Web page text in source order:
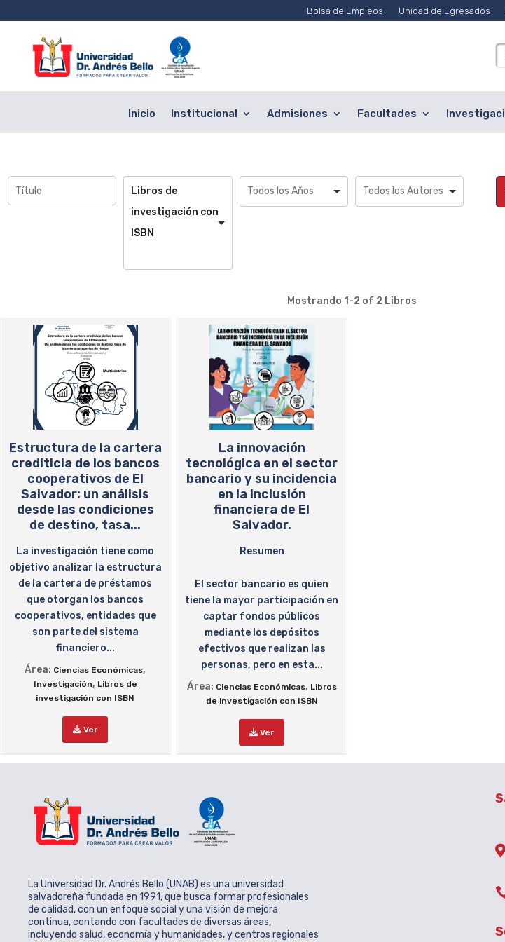
Bolsa de Empleos Unidad de Egresados
Inicio Institucional Admisiones Facultades
Libros de
investigación con
ISBN
Mostrando 1-2 of 2 Libros
Estructura de la cartera
crediticia de los bancos
cooperativos de El
Salvador: un análisis
desde las condiciones
de destino, tasa...
La investigación tiene como
objetivo analizar la estructura
de la cartera de préstamos
que otorgan los bancos
cooperativos, entidades que
son parte del sistema
financiero...
Área: Ciencias Económicas,
Investigación, Libros de
investigación con ISBN
Ver
La innovación
tecnológica en el sector
bancario y su incidencia
en la inclusión
financiera de El
Salvador.
Resumen
El sector bancario es quien
tiene la mayor participación en
captar fondos públicos
mediante los depósitos
efectivos que realizan las
personas, pero en esta...
Área: Ciencias Económicas, Libros
de investigación con ISBN
Ver
La Universidad Dr. Andrés Bello (UNAB) es una universidad
salvadoreña fundada en 1991, que busca formar profesionales
de calidad, con un enfoque social y una visión de mejora
continua, contando con facultades de diversas áreas,
incluyendo salud, economía y humanidades, y centros regionales
